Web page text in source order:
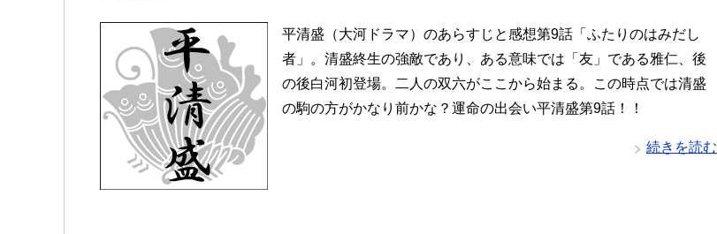
平清盛（大河ドラマ）のあらすじと感想第9話「ふたりのはみだし
者」。清盛終生の強敵であり、ある意味では「友」である雅仁、後
の後白河初登場。二人の双六がここから始まる。この時点では清盛
の駒の方がかなり前かな？運命の出会い平清盛第9話！！
続きを読む